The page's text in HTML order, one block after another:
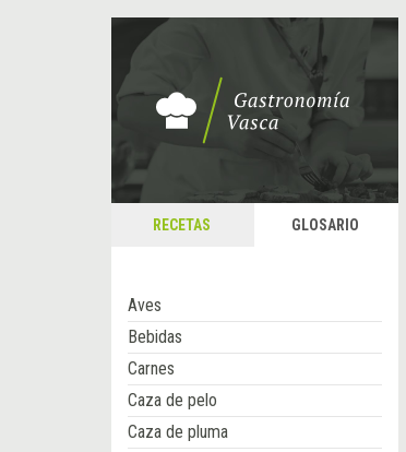
RECETAS GLOSARIO
Aves
Bebidas
Carnes
Caza de pelo
Caza de pluma